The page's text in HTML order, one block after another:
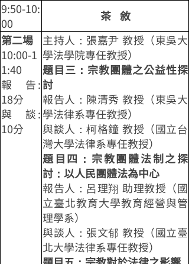
9:50-10:
00
茶 敘
第二場
10:00-1
1:40
報 告:
18分
與 談:
10分
主持人：張嘉尹 教授（東吳大
學法學院專任教授）
題目三：宗教團體之公益性探
討
報告人：陳清秀 教授（東吳大
學法律系專任教授）
與談人：柯格鐘 教授（國立台
灣大學法律系專任教授）
題目四：宗教團體法制之探
討：以人民團體法為中心
報告人：呂理翔 助理教授（國
立臺北教育大學教育經營與管
理學系）
與談人：張文郁 教授（國立臺
北大學法律系專任教授）